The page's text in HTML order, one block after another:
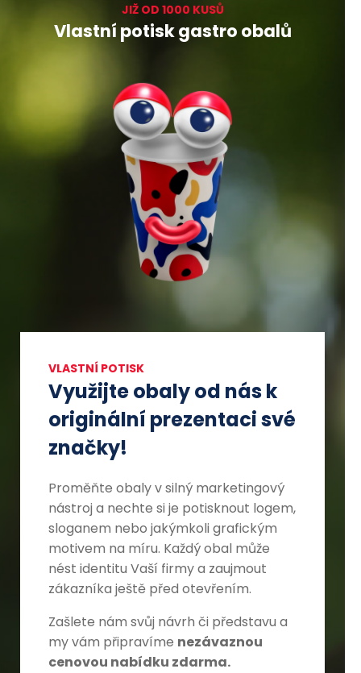
JIŽ OD 1000 KUSŮ
Vlastní potisk gastro obalů
VLASTNÍ POTISK
Využijte obaly od nás k
originální prezentaci své
značky!
Proměňte obaly v silný marketingový
nástroj a nechte si je potisknout logem,
sloganem nebo jakýmkoli grafickým
motivem na míru. Každý obal může
nést identitu Vaší firmy a zaujmout
zákazníka ještě před otevřením.
Zašlete nám svůj návrh či představu a
my vám připravíme nezávaznou
cenovou nabídku zdarma.